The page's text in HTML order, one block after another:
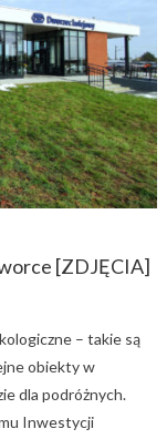
[ZDJĘCIA]
– takie są
obiekty w
dla podróżnych.
Inwestycji